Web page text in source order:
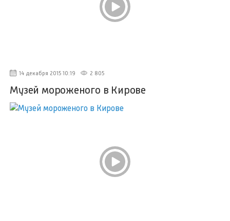
14 декабря 2015 10:19 2 805
Музей мороженого в Кирове